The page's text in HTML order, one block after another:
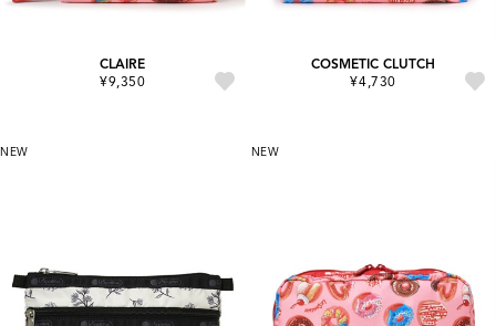
CLAIRE
¥9,350
COSMETIC CLUTCH
¥4,730
NEW NEW